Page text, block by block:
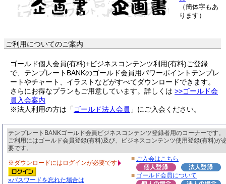
（簡体字もあ
ります）
ご利用についてのご案内
ゴールド個人会員(有料)+ビジネスコンテンツ利用(有料)ご登録
で、テンプレートBANKのゴールド会員用パワーポイントテンプレ
ートやチャート、イラストなどがすべてダウンロードできます。
さらにお得なプランもご用意しています。詳しくは >>ゴールド会
員入会案内
※法人利用の方は「 ゴールド法人会員 」にご入会ください。
テンプレートBANKゴールド会員ビジネスコンテンツ登録者用のコーナーです。
ご利用にはゴールド会員登録(有料)及び、ビジネスコンテンツ使用登録(有料)が
要です。
※ダウンロードにはログインが必要です
»パスワードを忘れた場合は
■ ご入会はこちら
■ ゴールド会員について